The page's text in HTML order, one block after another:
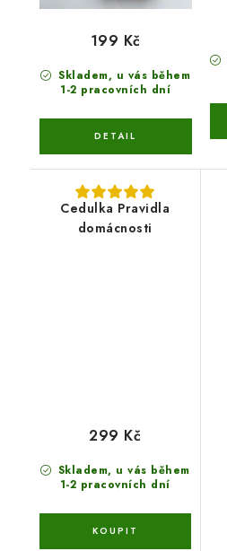
Skladem, u vás během
1-2 pracovních dní
199 Kč
Cedulka Pravidla
domácnosti
Skladem, u vás během
1-2 pracovních dní
299 Kč